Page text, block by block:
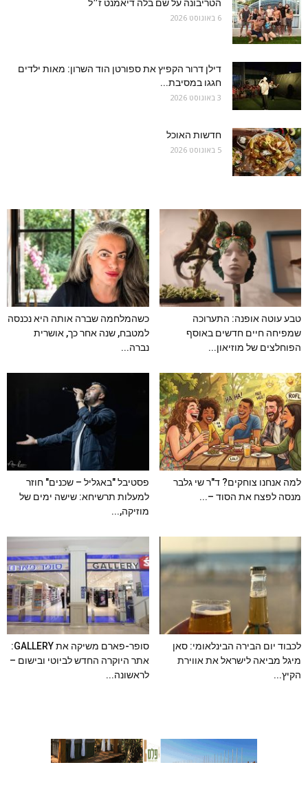
הטריבונה על שם בלה דיאמנט ז״ל
6 באוגוסט 2026
דילן דרור הקפיץ את ספורטן הוד השרון: מאות ילדים
חגגו במסיבת...
3 באוגוסט 2026
חדשות האוכל
5 באוגוסט 2026
טבע עוטה אופנה: התערוכה
שמפיחה חיים חדשים באוסף
הפוחלצים של מוזיאון...
כשהמלחמה שברה אותה היא נכנסה
למטבח, שנה אחר כך, אושרית
נברה...
למה אנחנו צוחקים? ד"ר שי גלבר
מנסה לפצח את הסוד –...
פסטיבל "באגליל – שכנים" חוזר
למעלות תרשיחא: שישה ימים של
מוזיקה,...
לכבוד יום הבירה הבינלאומי: סאן
מיגל מביאה לישראל את אווירת
הקיץ...
סופר-פארם משיקה את GALLERY:
אתר היוקרה החדש לביוטי ובישום –
לראשונה...